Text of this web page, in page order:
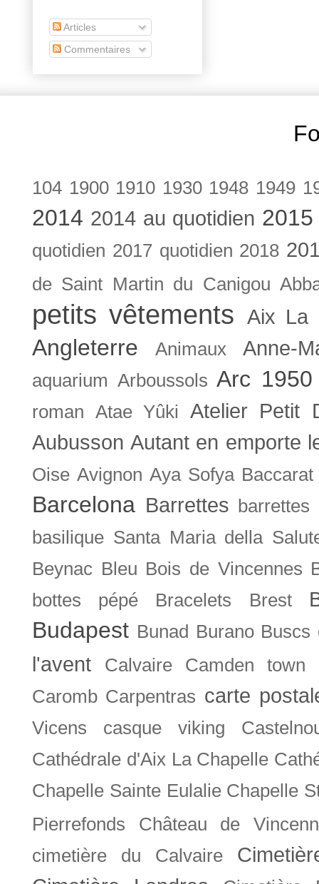
Articles
Commentaires
104 1900 1910 1930 1948 1949
2014 2014 au quotidien
quotidien 2017 quotidien 2018
de Saint Martin du Canigou
petits vêtements Aix La
Angleterre Animaux Anne-
aquarium Arboussols Arc 1950
roman Atae Yûki
Atelier Petit
Aubusson Autant en emporte
Oise Avignon Aya Sofya Baccarat
Barcelona Barrettes barrettes
basilique Santa Maria della
Beynac Bleu Bois de Vincennes
bottes pépé
Bracelets Brest
Budapest Bunad Burano Buscs
l'avent Calvaire Camden town
Caromb Carpentras carte
Vicens casque viking
Cathédrale d'Aix La Chapelle
Chapelle Sainte Eulalie Chapelle
Pierrefonds
Château de
cimetière du Calvaire